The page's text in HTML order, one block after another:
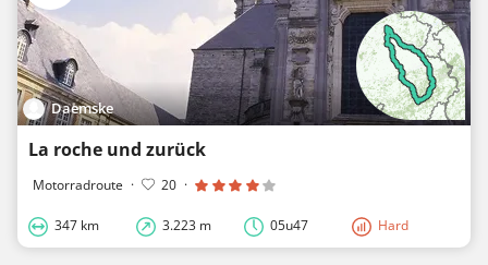
Daemske
La roche und zurück
Motorradroute · 20 ·
347 km 3.223 m 05u47 Hard